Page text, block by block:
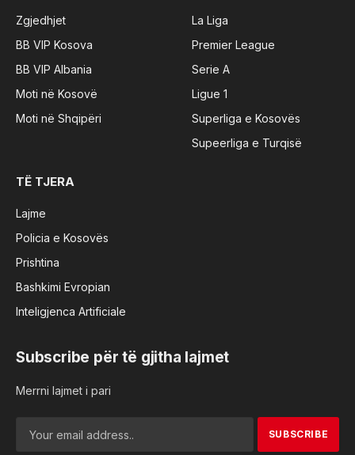
Zgjedhjet
BB VIP Kosova
BB VIP Albania
Moti në Kosovë
Moti në Shqipëri
La Liga
Premier League
Serie A
Ligue 1
Superliga e Kosovës
Supeerliga e Turqisë
TË TJERA
Lajme
Policia e Kosovës
Prishtina
Bashkimi Evropian
Inteligjenca Artificiale
Subscribe për të gjitha lajmet
Merrni lajmet i pari